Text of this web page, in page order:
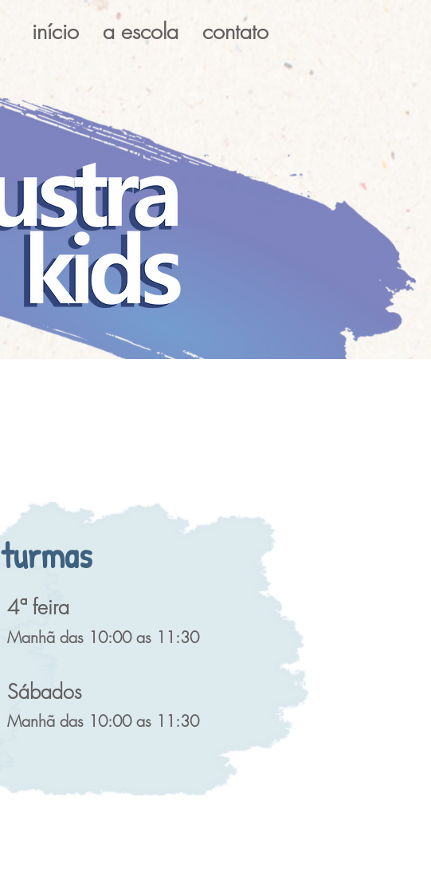
início a escola contato
4ª feira
Manhã das 10:00 as 11:30
turmas
Sábados
Manhã das 10:00 as 11:30